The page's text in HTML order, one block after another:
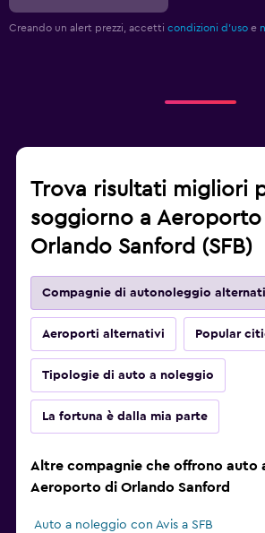
Creando un alert prezzi, accetti condizioni d'uso e
Trova risultati migliori
soggiorno a
Orlando Sanford (SFB)
Compagnie di autonoleggio
Aeroporti alternativi Popular
Tipologie di auto a noleggio
La fortuna è dalla mia parte
Altre compagnie che offrono auto
Aeroporto di Orlando Sanford
Auto a noleggio con Avis a SFB